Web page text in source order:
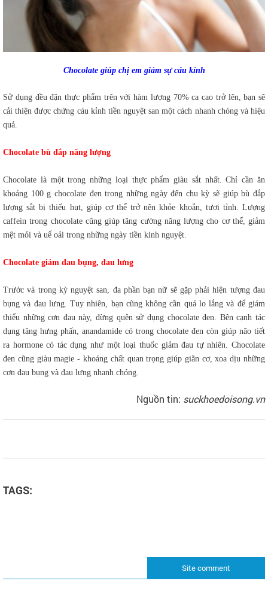
Chocolate giúp chị em giảm sự cáu kỉnh
Sử dụng đều đặn thực phẩm trên với hàm lượng 70% ca cao trở lên, bạn sẽ
cải thiện được chứng cáu kỉnh tiền nguyệt san một cách nhanh chóng và hiệu
quả.
Chocolate bù đắp năng lượng
Chocolate là một trong những loại thực phẩm giàu sắt nhất. Chỉ cần ăn
khoảng 100 g chocolate đen trong những ngày đến chu kỳ sẽ giúp bù đắp
lượng sắt bị thiếu hụt, giúp cơ thể trở nên khỏe khoắn, tươi tỉnh. Lượng
caffein trong chocolate cũng giúp tăng cường năng lượng cho cơ thể, giảm
mệt mỏi và uể oải trong những ngày tiền kinh nguyệt.
Chocolate giảm đau bụng, đau lưng
Trước và trong kỳ nguyệt san, đa phần bạn nữ sẽ gặp phải hiện tượng đau
bụng và đau lưng. Tuy nhiên, bạn cũng không cần quá lo lắng và để giảm
thiểu những cơn đau này, đừng quên sử dụng chocolate đen. Bên cạnh tác
dụng tăng hưng phấn, anandamide có trong chocolate đen còn giúp não tiết
ra hormone có tác dụng như một loại thuốc giảm đau tự nhiên. Chocolate
đen cũng giàu magie - khoáng chất quan trọng giúp giãn cơ, xoa dịu những
cơn đau bụng và đau lưng nhanh chóng.
Nguồn tin: suckhoedoisong.vn
TAGS:
Site comment